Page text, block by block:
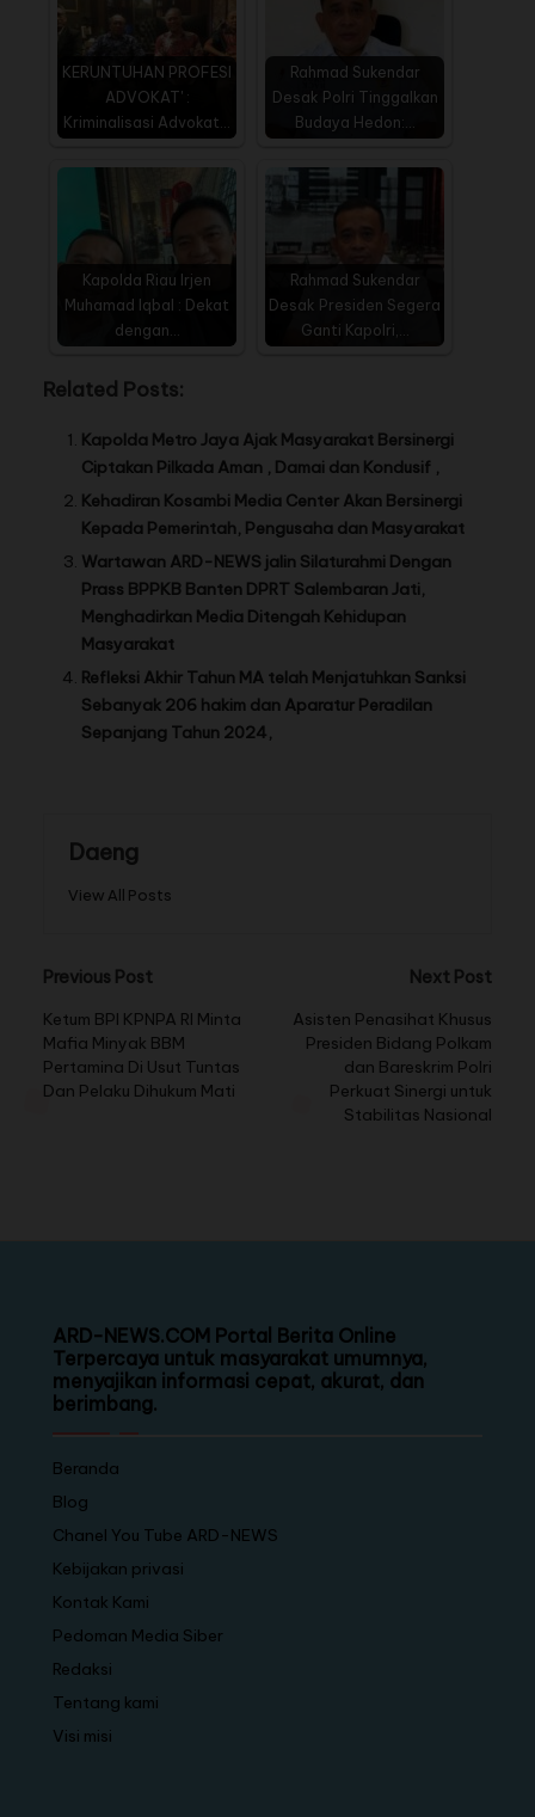
KERUNTUHAN PROFESI
ADVOKAT' :
Kriminalisasi Advokat…
Rahmad Sukendar
Desak Polri Tinggalkan
Budaya Hedon:…
Kapolda Riau Irjen
Muhamad Iqbal : Dekat
dengan…
Rahmad Sukendar
Desak Presiden Segera
Ganti Kapolri,…
Related Posts:
Kapolda Metro Jaya Ajak Masyarakat Bersinergi
Ciptakan Pilkada Aman , Damai dan Kondusif ,
Kehadiran Kosambi Media Center Akan Bersinergi
Kepada Pemerintah, Pengusaha dan Masyarakat
Wartawan ARD-NEWS jalin Silaturahmi Dengan
Prass BPPKB Banten DPRT Salembaran Jati,
Menghadirkan Media Ditengah Kehidupan
Masyarakat
Refleksi Akhir Tahun MA telah Menjatuhkan Sanksi
Sebanyak 206 hakim dan Aparatur Peradilan
Sepanjang Tahun 2024,
Daeng
View All Posts
Previous Post
Ketum BPI KPNPA RI Minta
Mafia Minyak BBM
Pertamina Di Usut Tuntas
Dan Pelaku Dihukum Mati
Next Post
Asisten Penasihat Khusus
Presiden Bidang Polkam
dan Bareskrim Polri
Perkuat Sinergi untuk
Stabilitas Nasional
ARD-NEWS.COM Portal Berita Online
Terpercaya untuk masyarakat umumnya,
menyajikan informasi cepat, akurat, dan
berimbang.
Beranda
Blog
Chanel You Tube ARD-NEWS
Kebijakan privasi
Kontak Kami
Pedoman Media Siber
Redaksi
Tentang kami
Visi misi